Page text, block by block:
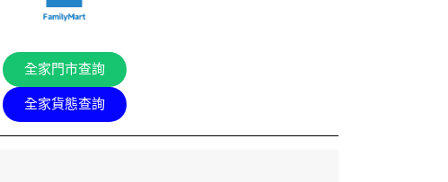
全家門市查詢
全家貨態查詢